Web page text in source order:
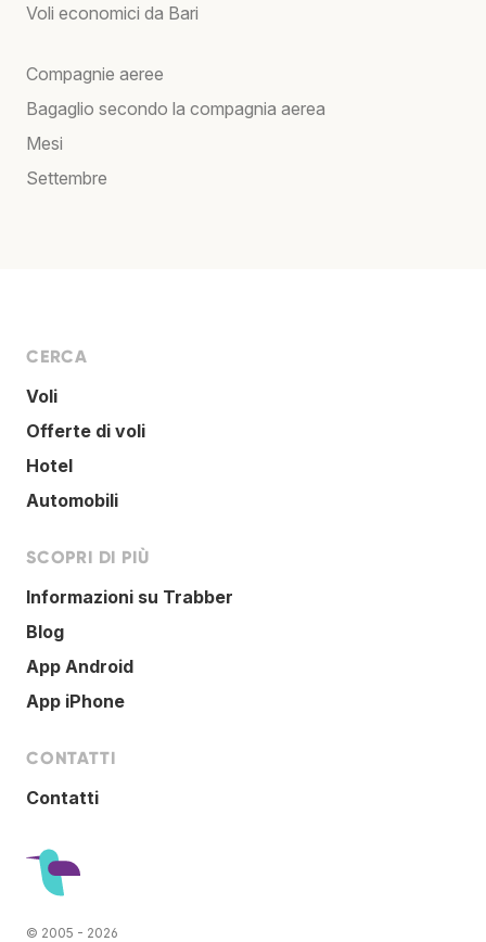
Voli economici da Bari
Compagnie aeree
Bagaglio secondo la compagnia aerea
Mesi
Settembre
CERCA
Voli
Offerte di voli
Hotel
Automobili
SCOPRI DI PIÙ
Informazioni su Trabber
Blog
App Android
App iPhone
CONTATTI
Contatti
© 2005 - 2026